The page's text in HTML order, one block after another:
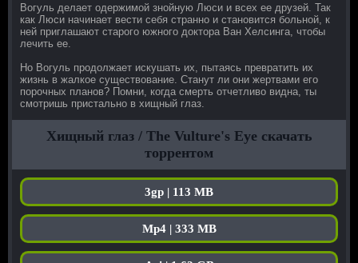
Вогуль делает одержимой знойную Люси и всех ее друзей. Так
как Люси начинает вести себя странно и становится больной, к
ней приглашают старого южного доктора Ван Хелсинга, чтобы
лечить ее.
Но Вогуль продолжает искушать их, пытаясь превратить их
жизнь в жалкое существование. Станут ли они жертвами его
порочных планов? Помни, когда смерть отчетливо видна, ты
смотришь пристально в хищный глаз.
Хищный глаз / The Vulture's Eye скачать
торрентом
3gp | 113 MB
Mp4 | 333 MB